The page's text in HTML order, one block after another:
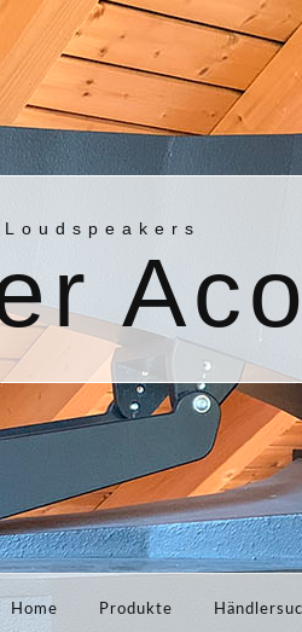
Home Produkte